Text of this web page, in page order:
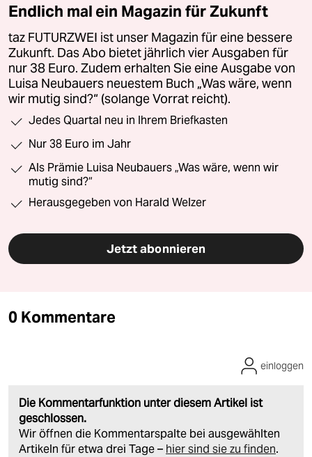
Endlich mal ein Magazin für Zukunft
taz FUTURZWEI ist unser Magazin für eine bessere
Zukunft. Das Abo bietet jährlich vier Ausgaben für
nur 38 Euro. Zudem erhalten Sie eine Ausgabe von
Luisa Neubauers neuestem Buch „Was wäre, wenn
wir mutig sind?“ (solange Vorrat reicht).
Jedes Quartal neu in Ihrem Briefkasten
Nur 38 Euro im Jahr
Als Prämie Luisa Neubauers „Was wäre, wenn wir
mutig sind?“
Herausgegeben von Harald Welzer
Jetzt abonnieren
0 Kommentare
Die Kommentarfunktion unter diesem Artikel ist
geschlossen.
Wir öffnen die Kommentarspalte bei ausgewählten
Artikeln für etwa drei Tage – hier sind sie zu finden.
einloggen